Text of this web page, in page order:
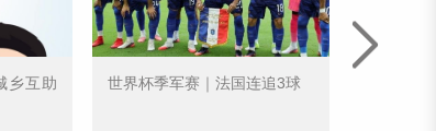
乡互助
世界杯季军赛｜法国连追3球